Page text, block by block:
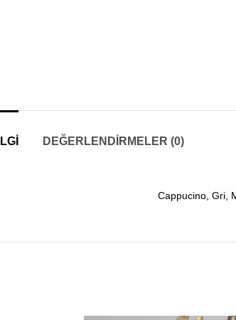
DEĞERLENDIRMELER (0)
Cappucino, Gri,